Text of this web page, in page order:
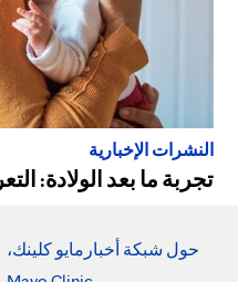
النشرات الإخبارية
تجربة ما بعد الولادة:
حول شبكة أخبارمايو كلينك،